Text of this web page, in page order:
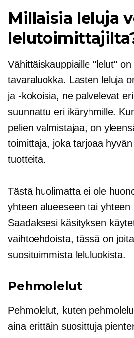
Millaisia ​​leluja
Vähittäiskauppiaille "lelut"
tavaraluokka. Lasten leluja
ja -kokoisia, ne palvelevat
suunnattu eri ikäryhmille.
pelien valmistajaa, on
toimittaja, joka tarjoaa
tuotteita.
Tästä huolimatta ei ole
yhteen alueeseen tai yhteen
Saadaksesi käsityksen
vaihtoehdoista, tässä on
suosituimmista leluluokista.
Pehmolelut
Pehmolelut, kuten
aina erittäin suosittuja